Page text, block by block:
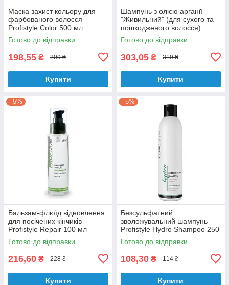
Маска захист кольору для
фарбованого волосся
Profistyle Color 500 мл
Готово до відправки
198,55 ₴ 209 ₴
Купити
Шампунь з олією арганії
"Живильний" (для сухого та
пошкодженого волосся)
1000ml
Готово до відправки
303,05 ₴ 319 ₴
Купити
–5%
Бальзам-флюїд відновлення
для посічених кінчиків
Profistyle Repair 100 мл
Готово до відправки
216,60 ₴ 228 ₴
Купити
–5%
Безсульфатний
зволожувальний шампунь
Profistyle Hydro Shampoo 250
мл
Готово до відправки
108,30 ₴ 114 ₴
Купити